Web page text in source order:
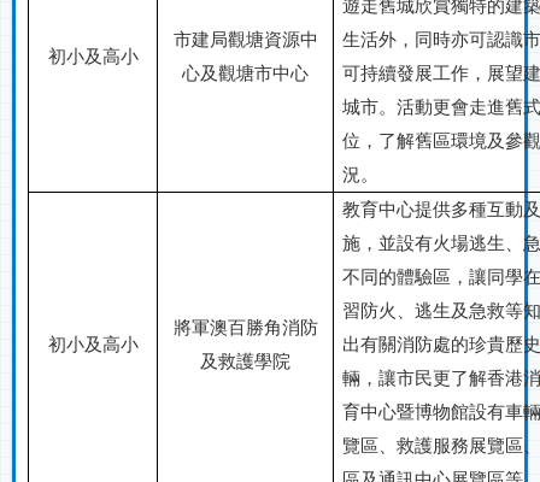
初小及高小
市建局觀塘資源中
心及觀塘市中心
遊走舊城欣賞獨特的建
生活外，同時亦可認識
可持續發展工作，展望
城市。活動更會走進舊
位，了解舊區環境及參
況。
初小及高小
將軍澳百勝角消防
及救護學院
教育中心提供多種互動
施，並設有火場逃生、
不同的體驗區，讓同學
習防火、逃生及急救等
出有關消防處的珍貴歷
輛，讓市民更了解香港
育中心暨博物館設有車
覽區、救護服務展覽區